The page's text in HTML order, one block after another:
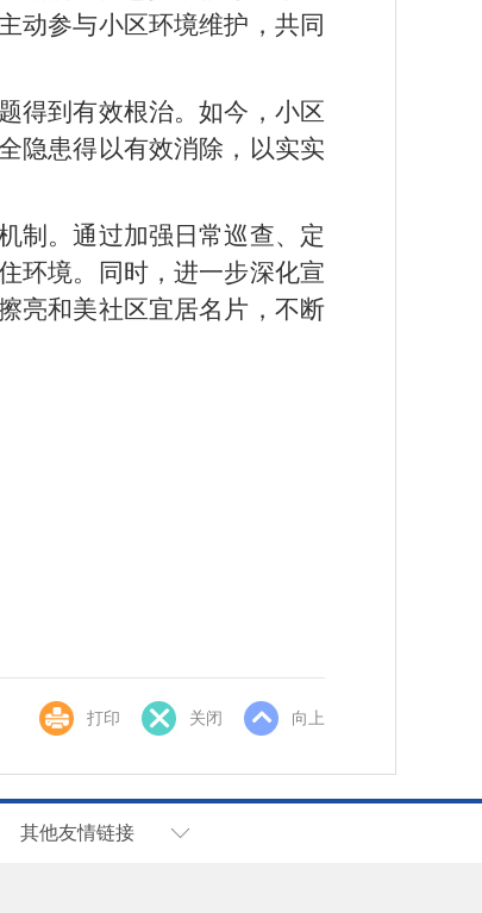
动参与小区环境维护，共同
得到有效根治。如今，小区
隐患得以有效消除，以实实
制。通过加强日常巡查、定
环境。同时，进一步深化宣
亮和美社区宜居名片，不断
打印 关闭 向上
其他友情链接